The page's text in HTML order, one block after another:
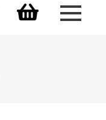
Menü